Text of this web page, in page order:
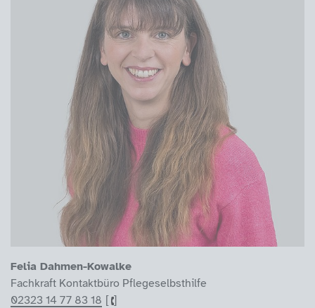
Felia Dahmen-Kowalke
Fachkraft Kontaktbüro Pflegeselbsthilfe
02323 14 77 83 18